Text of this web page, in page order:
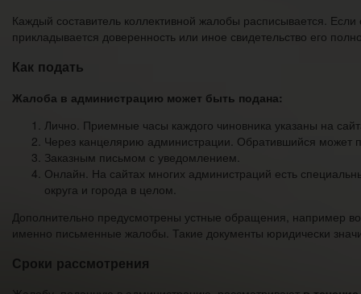
Каждый составитель коллективной жалобы расписывается.
прикладывается доверенность или иное свидетельство его
Как подать
Жалоба в администрацию может быть подана:
Лично. Приемные часы каждого чиновника указаны на
Через канцелярию администрации. Обратившийся может
Заказным письмом с уведомлением.
Онлайн. На сайтах многих администраций есть
округа и города в целом.
Дополнительно предусмотрены устные обращения, например
именно письменные жалобы. Такие документы юридически
Сроки рассмотрения